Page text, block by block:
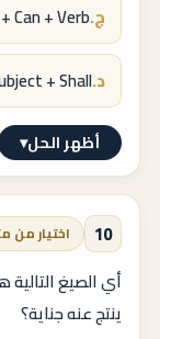
ج.Can + Verb
د.+ Shall
أظهر الحل▾
الإجابة
أ.
التعليل:الجملة
10 اختيار من
أي الصيغ
ينتج عنه جناية؟